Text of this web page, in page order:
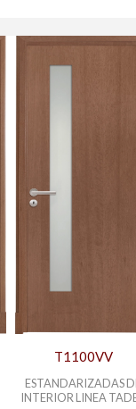
T1100VV
ESTANDARIZADAS
INTERIOR LINEA